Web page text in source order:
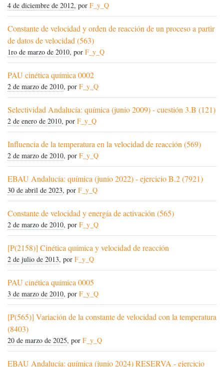
4 de diciembre de 2012, por F_y_Q
Constante de velocidad y orden de reacción de un proceso a partir
de datos de velocidad (563)
1ro de marzo de 2010, por F_y_Q
PAU cinética química 0002
2 de marzo de 2010, por F_y_Q
Selectividad Andalucía: química (junio 2009) - cuestión 3.B (121)
2 de enero de 2010, por F_y_Q
Influencia de la temperatura en la velocidad de reacción (569)
2 de marzo de 2010, por F_y_Q
EBAU Andalucía: química (junio 2022) - ejercicio B.2 (7921)
30 de abril de 2023, por F_y_Q
Constante de velocidad y energía de activación (565)
2 de marzo de 2010, por F_y_Q
[P(2158)] Cinética química y velocidad de reacción
2 de julio de 2013, por F_y_Q
PAU cinética química 0005
3 de marzo de 2010, por F_y_Q
[P(565)] Variación de la constante de velocidad con la temperatura
(8403)
20 de marzo de 2025, por F_y_Q
EBAU Andalucía: química (junio 2024) RESERVA - ejercicio